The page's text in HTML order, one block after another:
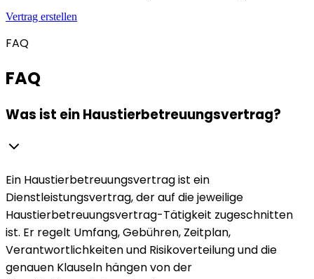
Vertrag erstellen
FAQ
FAQ
Was ist ein Haustierbetreuungsvertrag?
Ein Haustierbetreuungsvertrag ist ein
Dienstleistungsvertrag, der auf die jeweilige
Haustierbetreuungsvertrag-Tätigkeit zugeschnitten
ist. Er regelt Umfang, Gebühren, Zeitplan,
Verantwortlichkeiten und Risikoverteilung und die
genauen Klauseln hängen von der